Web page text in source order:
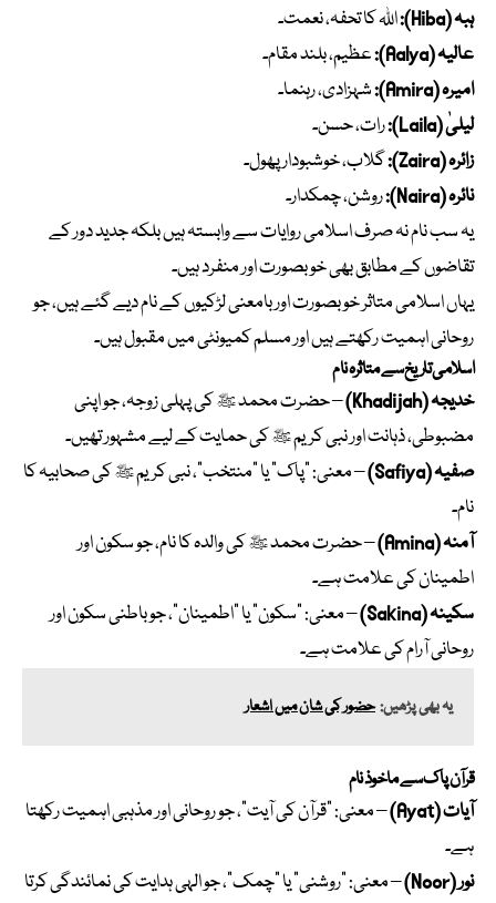
ہبہ (Hiba):
اللہ کا تحفہ، نعمت۔
عالیہ (Aalya):
عظیم، بلند مقام۔
امیرہ (Amira):
شہزادی، رہنما۔
لیلیٰ (Laila):
رات، حسن۔
زائرہ (Zaira):
گلاب، خوشبودار پھول۔
نائرہ (Naira):
روشن، چمکدار۔
یہ سب نام نہ صرف اسلامی روایات سے وابستہ ہیں بلکہ جدید دور کے
تقاضوں کے مطابق بھی خوبصورت اور منفرد ہیں۔
یہاں اسلامی متاثر خوبصورت اور بامعنی لڑکیوں کے نام دیے گئے ہیں، جو
روحانی اہمیت رکھتے ہیں اور مسلم کمیونٹی میں مقبول ہیں۔
اسلامی تاریخ سے متاثرہ نام
خدیجہ (Khadijah)
– حضرت محمد ﷺ کی پہلی زوجہ، جو اپنی
مضبوطی، ذہانت اور نبی کریم ﷺ کی حمایت کے لیے مشہور تھیں۔
صفیہ (Safiya)
– معنی: “پاک” یا “منتخب”، نبی کریم ﷺ کی صحابیہ کا
نام۔
آمنہ (Amina)
– حضرت محمد ﷺ کی والدہ کا نام، جو سکون اور
اطمینان کی علامت ہے۔
سکینہ (Sakina)
– معنی: “سکون” یا “اطمینان”، جو باطنی سکون اور
روحانی آرام کی علامت ہے۔
یہ بھی پڑھیں:حضور کی شان میں اشعار
قرآن پاک سے ماخوذ نام
آیات (Ayat)
– معنی: “قرآن کی آیت”، جو روحانی اور مذہبی اہمیت رکھتا
ہے۔
نور (Noor)
– معنی: “روشنی” یا “چمک”، جو الہی ہدایت کی نمائندگی کرتا